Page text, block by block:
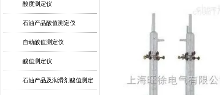
酸度测定仪
石油产品酸值测定仪
自动酸值测定仪
酸值测定仪
石油产品及润滑剂酸值测定